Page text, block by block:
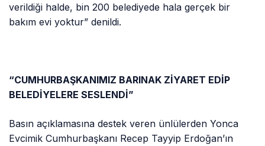
verildiği halde, bin 200 belediyede hala gerçek bir
bakım evi yoktur” denildi.
“CUMHURBAŞKANIMIZ BARINAK ZİYARET EDİP
BELEDİYELERE SESLENDİ”
Basın açıklamasına destek veren ünlülerden Yonca
Evcimik Cumhurbaşkanı Recep Tayyip Erdoğan’ın